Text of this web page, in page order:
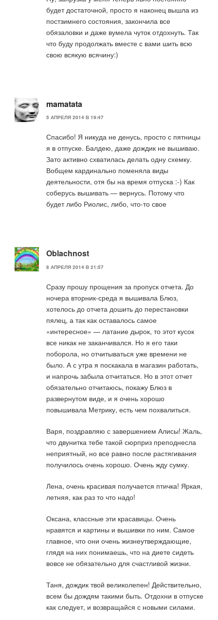
будет достаточной, просто я наконец вышла из
постзимнего состояния, закончила все
обязаловки и даже вумела чуток отдохнуть. Так
что буду продолжать вместе с вами шить всю
свою всякую всячину:)
mamatata
5 АПРЕЛЯ 2014 В 19:47
Спасибо! Я никуда не денусь, просто с пятницы
я в отпуске. Балдею, даже дождик не вышиваю.
Зато активно схватилась делать одну схемку.
Вобщем кардинально поменяла виды
деятельности, отя бы на время отпуска :-) Как
соберусь вышивать — вернусь. Потому что
будет либо Риолис, либо, что-то свое
Oblachnost
8 АПРЕЛЯ 2014 В 21:57
Сразу прошу прощения за пропуск отчета. До
ночера вторник-среда я вышивала Блюз,
хотелось до отчета дошить до перестановки
пялец, а так как оставалось самое
«интересное» — латание дырок, то этот кусок
все никак не заканчивался. Но я его таки
поборола, но отчитываться уже времени не
было. А с утра я поскакала в магазин работать,
и напрочь забыла отчитаться. Но в этот отчет
обязательно отчитаюсь, покажу Блюз в
развернутом виде, и я очень хорошо
повышивала Метрику, есть чем похвалиться.
Варя, поздравляю с завершением Алисы! Жаль,
что двунитка тебе такой сюрприз преподнесла
неприятный, но все равно после растягивания
получилось очень хорошо. Очень жду сумку.
Лена, очень красивая получается птичка! Яркая,
летняя, как раз то что надо!
Оксана, классные эти красавицы. Очень
нравятся и картины и вышивки по ним. Самое
главное, что они очень жизнеутверждающие,
глядя на них понимаешь, что на диете сидеть
вовсе не обязательно для счастливой жизни.
Таня, дождик твой великолепен! Действительно,
всем бы дождям такими быть. Отдохни в отпуске
как следует, и возвращайся с новыми силами.